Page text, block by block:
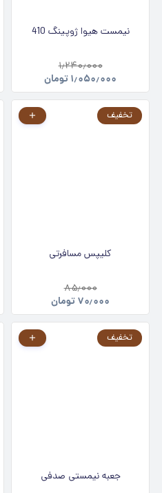
نیمست هیوا ژوپینگ 410
۱٫۲۴۰٫۰۰۰
۱٫۰۵۰٫۰۰۰تومان
تخفیف
کلیپس مسافرتی
۸۵٫۰۰۰
۷۰٫۰۰۰تومان
تخفیف
جعبه نیمستی صدفی